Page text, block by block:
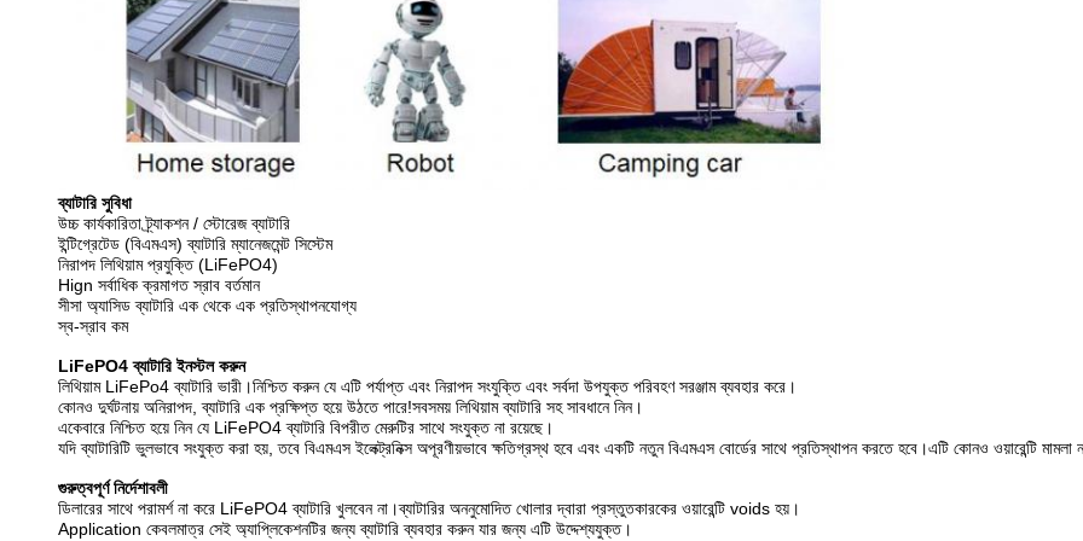
ব্যাটারি সুবিধা
উচ্চ কার্যকারিতা ট্র্যাকশন / স্টোরেজ ব্যাটারি
ইন্টিগ্রেটেড (বিএমএস) ব্যাটারি ম্যানেজমেন্ট সিস্টেম
নিরাপদ লিথিয়াম প্রযুক্তি (LiFePO4)
Hign সর্বাধিক ক্রমাগত স্রাব বর্তমান
সীসা অ্যাসিড ব্যাটারি এক থেকে এক প্রতিস্থাপনযোগ্য
স্ব-স্রাব কম
LiFePO4 ব্যাটারি ইনস্টল করুন
লিথিয়াম LiFePo4 ব্যাটারি ভারী।নিশ্চিত করুন যে এটি পর্যাপ্ত এবং নিরাপদ সংযুক্তি এবং সর্বদা উপযুক্ত পরিবহণ সরঞ্জাম ব্যবহার করে।
কোনও দুর্ঘটনায় অনিরাপদ, ব্যাটারি এক প্রক্ষিপ্ত হয়ে উঠতে পারে!সবসময় লিথিয়াম ব্যাটারি সহ সাবধানে নিন।
একেবারে নিশ্চিত হয়ে নিন যে LiFePO4 ব্যাটারি বিপরীত মেরুটির সাথে সংযুক্ত না রয়েছে।
যদি ব্যাটারিটি ভুলভাবে সংযুক্ত করা হয়, তবে বিএমএস ইলেক্ট্রনিক্স অপূরণীয়ভাবে ক্ষতিগ্রস্থ হবে এবং একটি নতুন বিএমএস বোর্ডের সাথে প্রতিস্থাপন করতে হবে।এটি কোনও ওয়ারেন্টি মামলা
গুরুত্বপূর্ণ নির্দেশাবলী
ডিলারের সাথে পরামর্শ না করে LiFePO4 ব্যাটারি খুলবেন না।ব্যাটারির অননুমোদিত খোলার দ্বারা প্রস্তুতকারকের ওয়ারেন্টি voids হয়।
Application কেবলমাত্র সেই অ্যাপ্লিকেশনটির জন্য ব্যাটারি ব্যবহার করুন যার জন্য এটি উদ্দেশ্যযুক্ত।